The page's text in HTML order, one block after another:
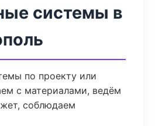
системы в
по проекту или
с материалами, ведём
соблюдаем